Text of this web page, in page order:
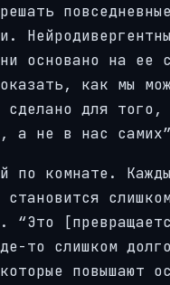
на ее
как мы
сделано для
а не в нас
по комнате.
“Это
то слишком
повышают